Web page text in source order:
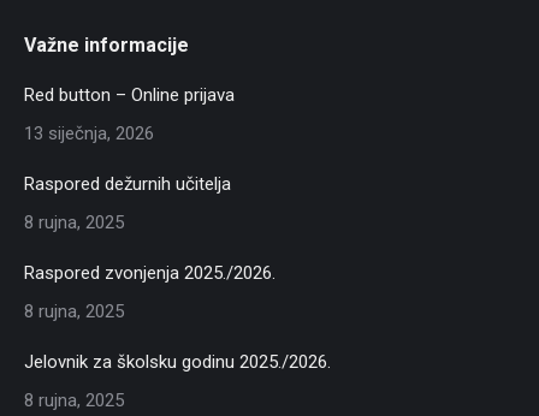
Važne informacije
Red button – Online prijava
13 siječnja, 2026
Raspored dežurnih učitelja
8 rujna, 2025
Raspored zvonjenja 2025./2026.
8 rujna, 2025
Jelovnik za školsku godinu 2025./2026.
8 rujna, 2025